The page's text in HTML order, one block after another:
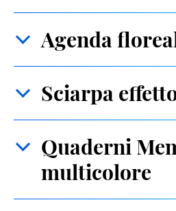
Agenda
Sciarpa
Quaderni
multicolore